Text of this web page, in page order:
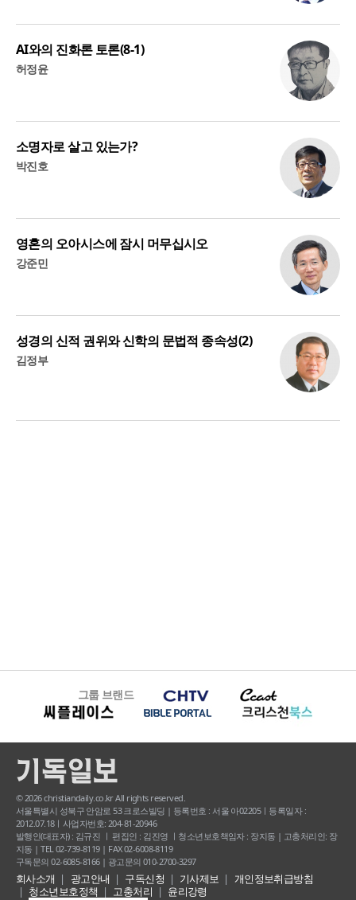
AI와의 진화론 토론(8-1)
허정윤
소명자로 살고 있는가?
박진호
영혼의 오아시스에 잠시 머무십시오
강준민
성경의 신적 권위와 신학의 문법적 종속성(2)
김정부
그룹 브랜드
© 2026 christiandaily.co.kr All rights reserved.
서울특별시 성북구 안암로 53 크로스빌딩 | 등록번호 : 서울 아02205ㅣ등록일자 :
2012.07.18ㅣ사업자번호: 204-81-20946
발행인(대표자) : 김규진 ㅣ 편집인 : 김진영 ㅣ청소년보호책임자 : 장지동 | 고충처리인: 장
지동 | TEL 02-739-8119 | FAX 02-6008-8119
구독문의 02-6085-8166 | 광고문의 010-2700-3297
회사소개 광고안내 구독신청 기사제보
개인정보취급방침
청소년보호정책
고충처리 윤리강령